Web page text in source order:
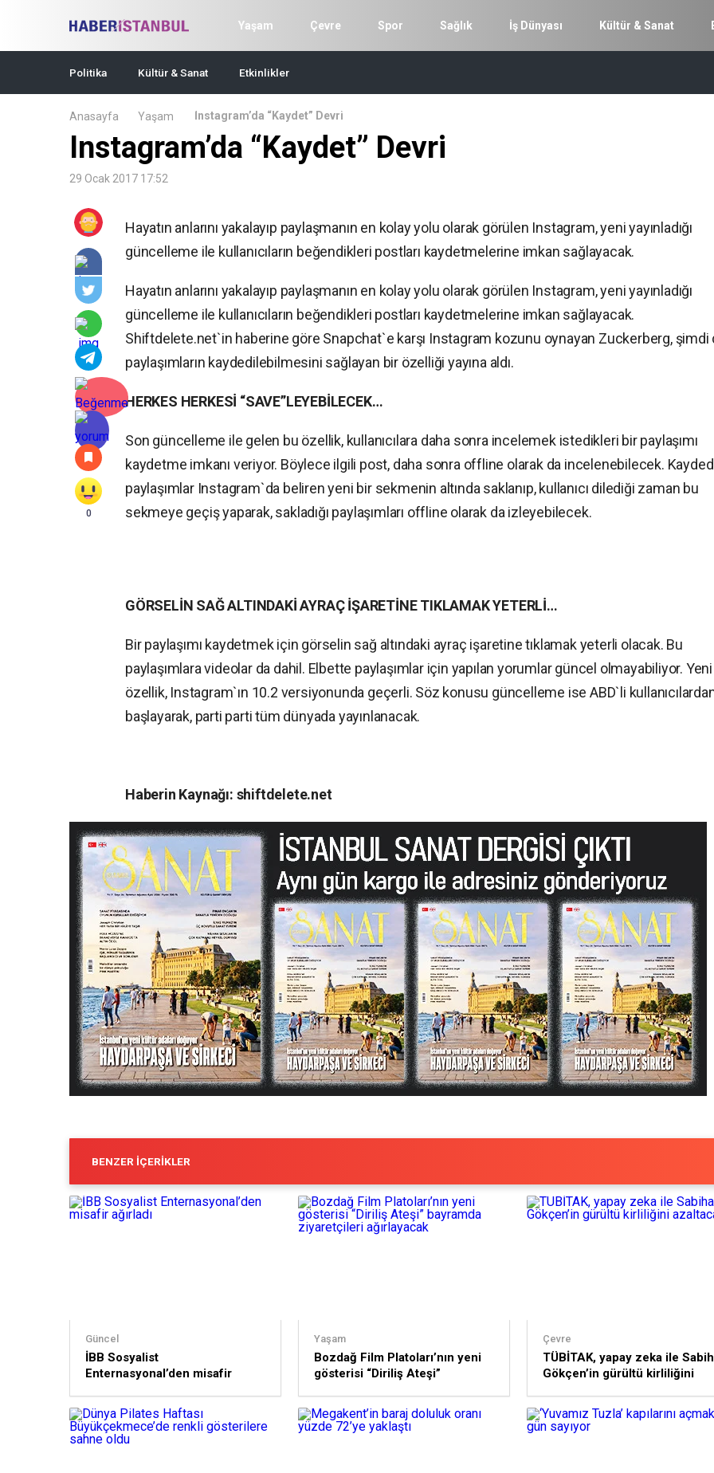
Yaşam Çevre Spor Sağlık İş Dünyası Kültür & Sanat
Politika Kültür & Sanat Etkinlikler
Anasayfa Yaşam Instagram’da “Kaydet” Devri
Instagram’da “Kaydet” Devri
29 Ocak 2017 17:52
0
Hayatın anlarını yakalayıp paylaşmanın en kolay yolu olarak görülen Instagram, yeni yayınladığı
güncelleme ile kullanıcıların beğendikleri postları kaydetmelerine imkan sağlayacak.
Hayatın anlarını yakalayıp paylaşmanın en kolay yolu olarak görülen Instagram, yeni yayınladığı
güncelleme ile kullanıcıların beğendikleri postları kaydetmelerine imkan sağlayacak.
Shiftdelete.net`in haberine göre Snapchat`e karşı Instagram kozunu oynayan Zuckerberg, şimdi
paylaşımların kaydedilebilmesini sağlayan bir özelliği yayına aldı.
HERKES HERKESİ “SAVE”LEYEBİLECEK…
Son güncelleme ile gelen bu özellik, kullanıcılara daha sonra incelemek istedikleri bir paylaşımı
kaydetme imkanı veriyor. Böylece ilgili post, daha sonra offline olarak da incelenebilecek.
paylaşımlar Instagram`da beliren yeni bir sekmenin altında saklanıp, kullanıcı dilediği zaman bu
sekmeye geçiş yaparak, sakladığı paylaşımları offline olarak da izleyebilecek.
GÖRSELİN SAĞ ALTINDAKİ AYRAÇ İŞARETİNE TIKLAMAK YETERLİ…
Bir paylaşımı kaydetmek için görselin sağ altındaki ayraç işaretine tıklamak yeterli olacak. Bu
paylaşımlara videolar da dahil. Elbette paylaşımlar için yapılan yorumlar güncel olmayabiliyor. Yeni
özellik, Instagram`ın 10.2 versiyonunda geçerli. Söz konusu güncelleme ise ABD`li
başlayarak, parti parti tüm dünyada yayınlanacak.
Haberin Kaynağı: shiftdelete.net
BENZER İÇERIKLER
Güncel
İBB Sosyalist
Enternasyonal’den misafir
Yaşam
Bozdağ Film Platoları’nın yeni
gösterisi “Diriliş Ateşi”
ağırlayacak
Çevre
TÜBİTAK, yapay zeka ile
Gökçen’in gürültü kirliliğini